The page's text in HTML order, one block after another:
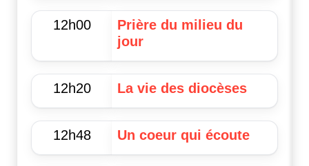
12h00
Prière du milieu du
jour
12h20 La vie des diocèses
12h48 Un coeur qui écoute